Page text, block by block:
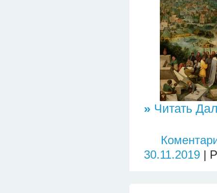
» Читать
30.11.2019 |